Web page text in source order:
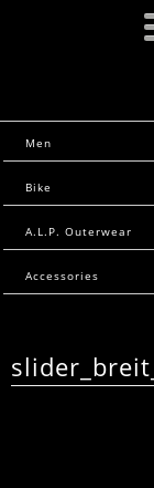
Men
Bike
A.L.P. Outerwear
Accessories